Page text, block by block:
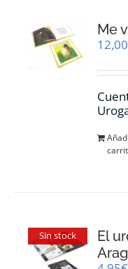
Me
12,00
Sin stock
El